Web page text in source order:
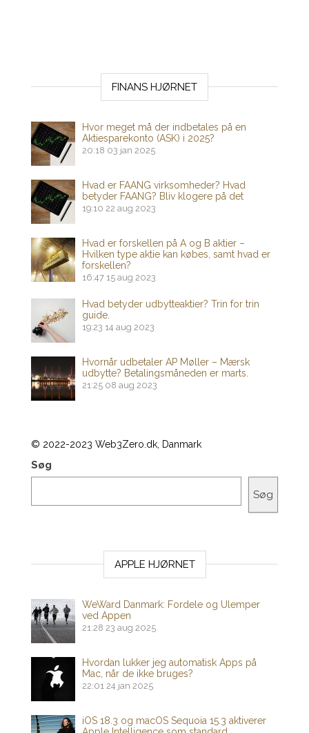
FINANS HJØRNET
Hvor meget må der indbetales på en
Aktiesparekonto (ASK) i 2025?
20:18 03 jan 2025
Hvad er FAANG virksomheder? Hvad
betyder FAANG? Bliv klogere på det
19:10 22 aug 2023
Hvad er forskellen på A og B aktier –
Hvilken type aktie kan købes, samt hvad er
forskellen?
16:47 15 aug 2023
Hvad betyder udbytteaktier? Trin for trin
guide.
19:23 14 aug 2023
Hvornår udbetaler AP Møller – Mærsk
udbytte? Betalingsmåneden er marts.
21:25 08 aug 2023
© 2022-2023 Web3Zero.dk, Danmark
Søg
Søg
APPLE HJØRNET
WeWard Danmark: Fordele og Ulemper
ved Appen
21:28 23 aug 2025
Hvordan lukker jeg automatisk Apps på
Mac, når de ikke bruges?
22:01 24 jan 2025
iOS 18.3 og macOS Sequoia 15.3 aktiverer